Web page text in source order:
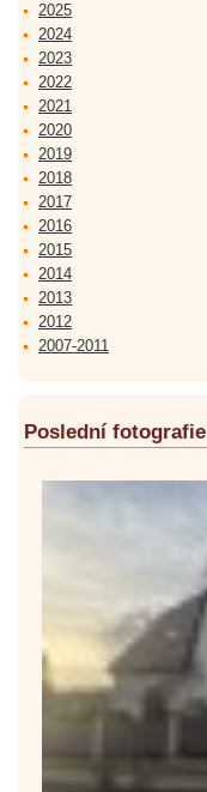
2025
2024
2023
2022
2021
2020
2019
2018
2017
2016
2015
2014
2013
2012
2007-2011
Poslední fotografie